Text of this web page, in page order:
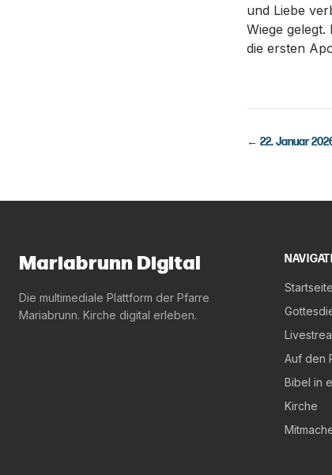
und Liebe
Wiege
die ersten
← 22. Januar
Mariabrunn Digital
Die multimediale Plattform der Pfarre
Mariabrunn. Kirche digital erleben.
Startseite
Auf den
Bibel in
Kirche